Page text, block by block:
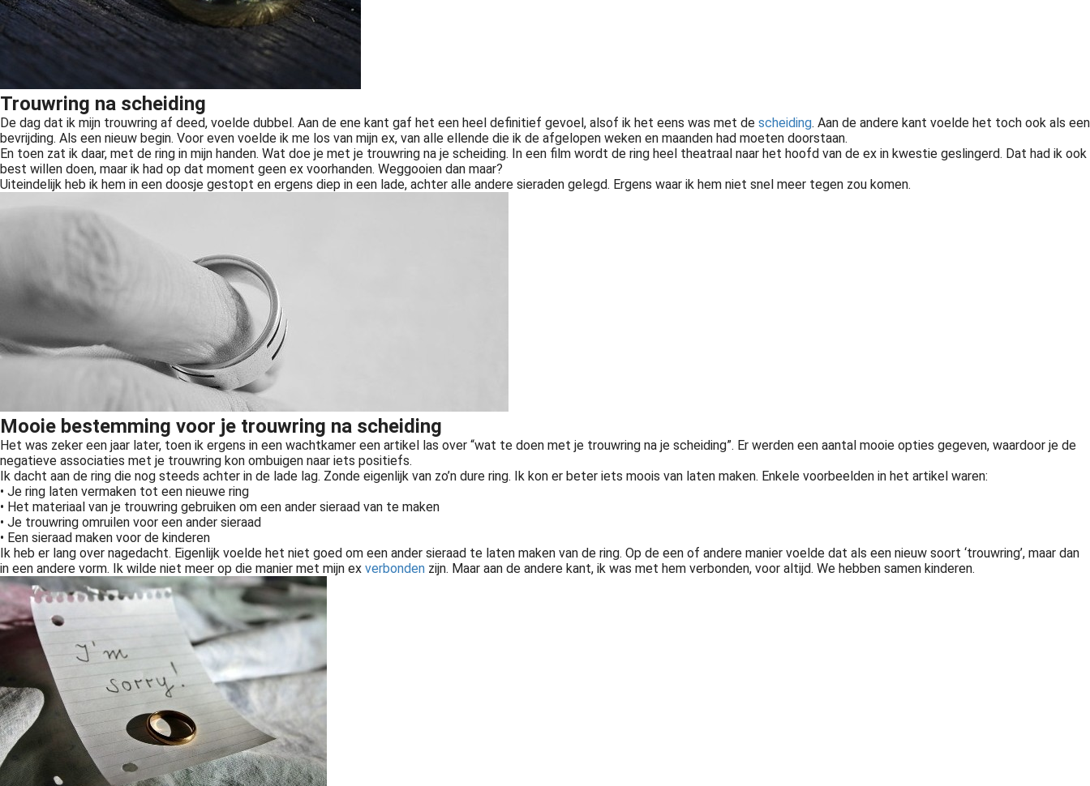
Trouwring na scheiding
De dag dat ik mijn trouwring af deed, voelde dubbel. Aan de ene kant gaf het een heel definitief gevoel, alsof ik het eens was met de scheiding. Aan de andere kant voelde het toch ook als een
bevrijding. Als een nieuw begin. Voor even voelde ik me los van mijn ex, van alle ellende die ik de afgelopen weken en maanden had moeten doorstaan.
En toen zat ik daar, met de ring in mijn handen. Wat doe je met je trouwring na je scheiding. In een film wordt de ring heel theatraal naar het hoofd van de ex in kwestie geslingerd. Dat had ik ook
best willen doen, maar ik had op dat moment geen ex voorhanden. Weggooien dan maar?
Uiteindelijk heb ik hem in een doosje gestopt en ergens diep in een lade, achter alle andere sieraden gelegd. Ergens waar ik hem niet snel meer tegen zou komen.
Mooie bestemming voor je trouwring na scheiding
Het was zeker een jaar later, toen ik ergens in een wachtkamer een artikel las over “wat te doen met je trouwring na je scheiding”. Er werden een aantal mooie opties gegeven, waardoor je de
negatieve associaties met je trouwring kon ombuigen naar iets positiefs.
Ik dacht aan de ring die nog steeds achter in de lade lag. Zonde eigenlijk van zo’n dure ring. Ik kon er beter iets moois van laten maken. Enkele voorbeelden in het artikel waren:
• Je ring laten vermaken tot een nieuwe ring
• Het materiaal van je trouwring gebruiken om een ander sieraad van te maken
• Je trouwring omruilen voor een ander sieraad
• Een sieraad maken voor de kinderen
Ik heb er lang over nagedacht. Eigenlijk voelde het niet goed om een ander sieraad te laten maken van de ring. Op de een of andere manier voelde dat als een nieuw soort ‘trouwring’, maar dan
in een andere vorm. Ik wilde niet meer op die manier met mijn ex verbonden zijn. Maar aan de andere kant, ik was met hem verbonden, voor altijd. We hebben samen kinderen.